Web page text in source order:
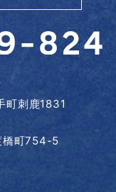
町刺鹿1831
橋町754-5